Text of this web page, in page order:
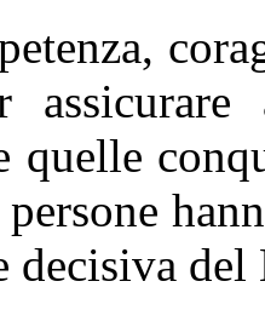
assicurare
quelle
decisiva